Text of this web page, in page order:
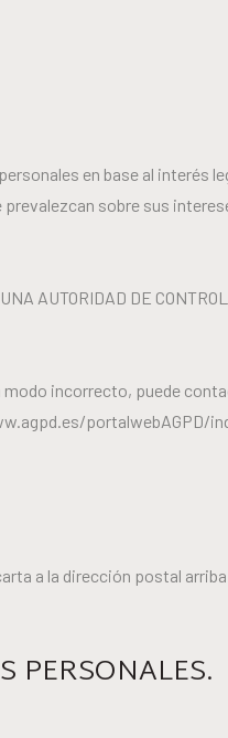
en base al
sobre sus
AUTORIDAD DE CONTROL
incorrecto, puede
portalwebAGPD/
a la dirección postal
PERSONALES.